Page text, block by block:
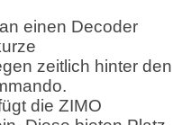
einen Decoder
zeitlich hinter den
die ZIMO